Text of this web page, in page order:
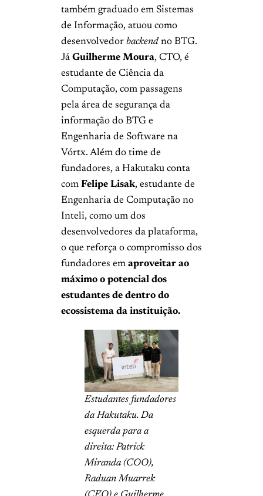
também graduado em Sistemas
de Informação, atuou como
desenvolvedor backend no BTG.
Já Guilherme Moura, CTO, é
estudante de Ciência da
Computação, com passagens
pela área de segurança da
informação do BTG e
Engenharia de Software na
Vórtx. Além do time de
fundadores, a Hakutaku conta
com Felipe Lisak, estudante de
Engenharia de Computação no
Inteli, como um dos
desenvolvedores da plataforma,
o que reforça o compromisso dos
fundadores em aproveitar ao
máximo o potencial dos
estudantes de dentro do
ecossistema da instituição.
Estudantes fundadores
da Hakutaku. Da
esquerda para a
direita: Patrick
Miranda (COO),
Raduan Muarrek